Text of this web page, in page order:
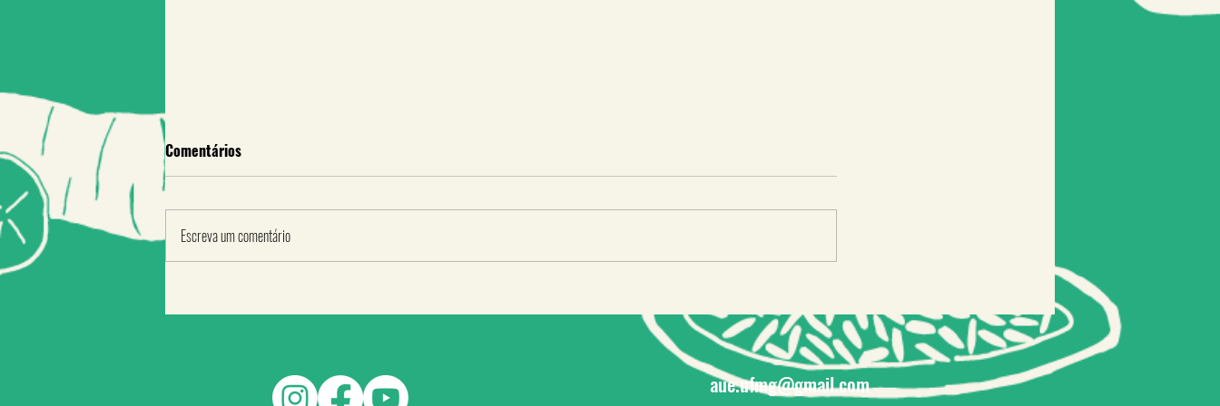
tem fome de quê?
Agricultura Urbana e
Comentários
Escreva um comentário
aue.ufmg@gmail.com